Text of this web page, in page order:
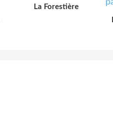
La Forestière